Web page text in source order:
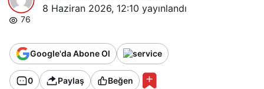
8 Haziran 2026, 12:10 yayınlandı
76
Google'da Abone Ol
0 Paylaş Beğen